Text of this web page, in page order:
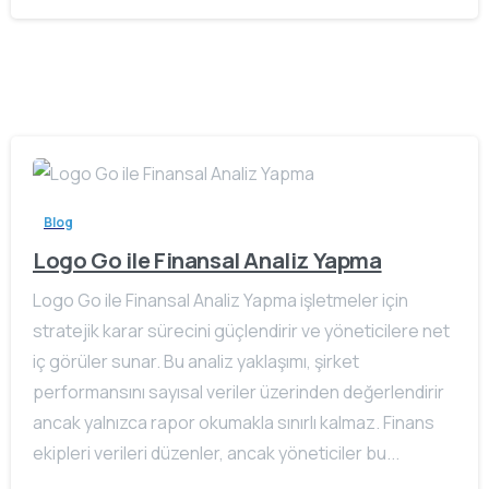
Blog
Logo Go ile Finansal Analiz Yapma
Logo Go ile Finansal Analiz Yapma işletmeler için
stratejik karar sürecini güçlendirir ve yöneticilere net
iç görüler sunar. Bu analiz yaklaşımı, şirket
performansını sayısal veriler üzerinden değerlendirir
ancak yalnızca rapor okumakla sınırlı kalmaz. Finans
ekipleri verileri düzenler, ancak yöneticiler bu...